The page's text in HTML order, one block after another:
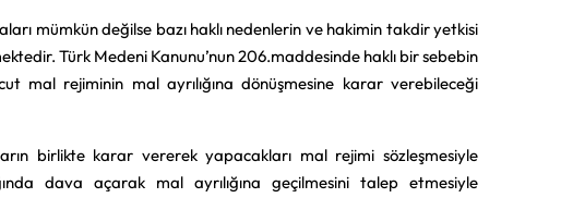
mümkün değilse bazı haklı nedenlerin ve hakimin takdir yetkisi
Türk Medeni Kanunu’nun 206.maddesinde haklı bir sebebin
mal rejiminin mal ayrılığına dönüşmesine karar verebileceği
birlikte karar vererek yapacakları mal rejimi sözleşmesiyle
dava açarak mal ayrılığına geçilmesini talep etmesiyle